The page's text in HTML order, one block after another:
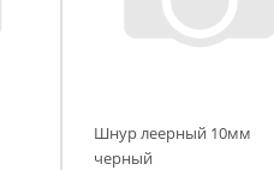
Шнур леерный 10мм
черный